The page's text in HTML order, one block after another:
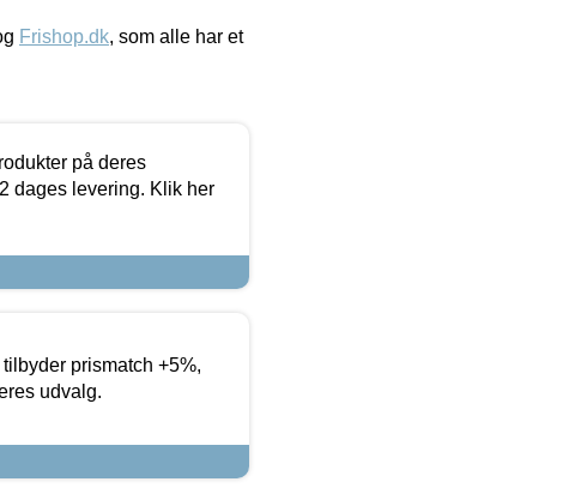
Frishop.dk, som alle har et
på deres
dages levering. Klik her
prismatch +5%,
udvalg.